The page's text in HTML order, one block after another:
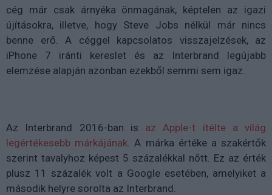
cég már csak árnyéka önmagának, képtelen az igazi
újításokra, illetve, hogy Steve Jobs nélkül már nincs
benne erő. A céggel kapcsolatos visszajelzések, az
iPhone 7 iránti kereslet és az Interbrand legújabb
elemzése alapján azonban ezekből semmi sem igaz.
Az Interbrand 2016-ban is az Apple-t ítélte a világ
legértékesebb márkájának . A márka értéke a szakértők
szerint tavalyhoz képest 5 százalékkal nőtt. Ez az érték
plusz 11 százalék volt a Google esetében, amelyiket a
második helyre sorolta az Interbrand.